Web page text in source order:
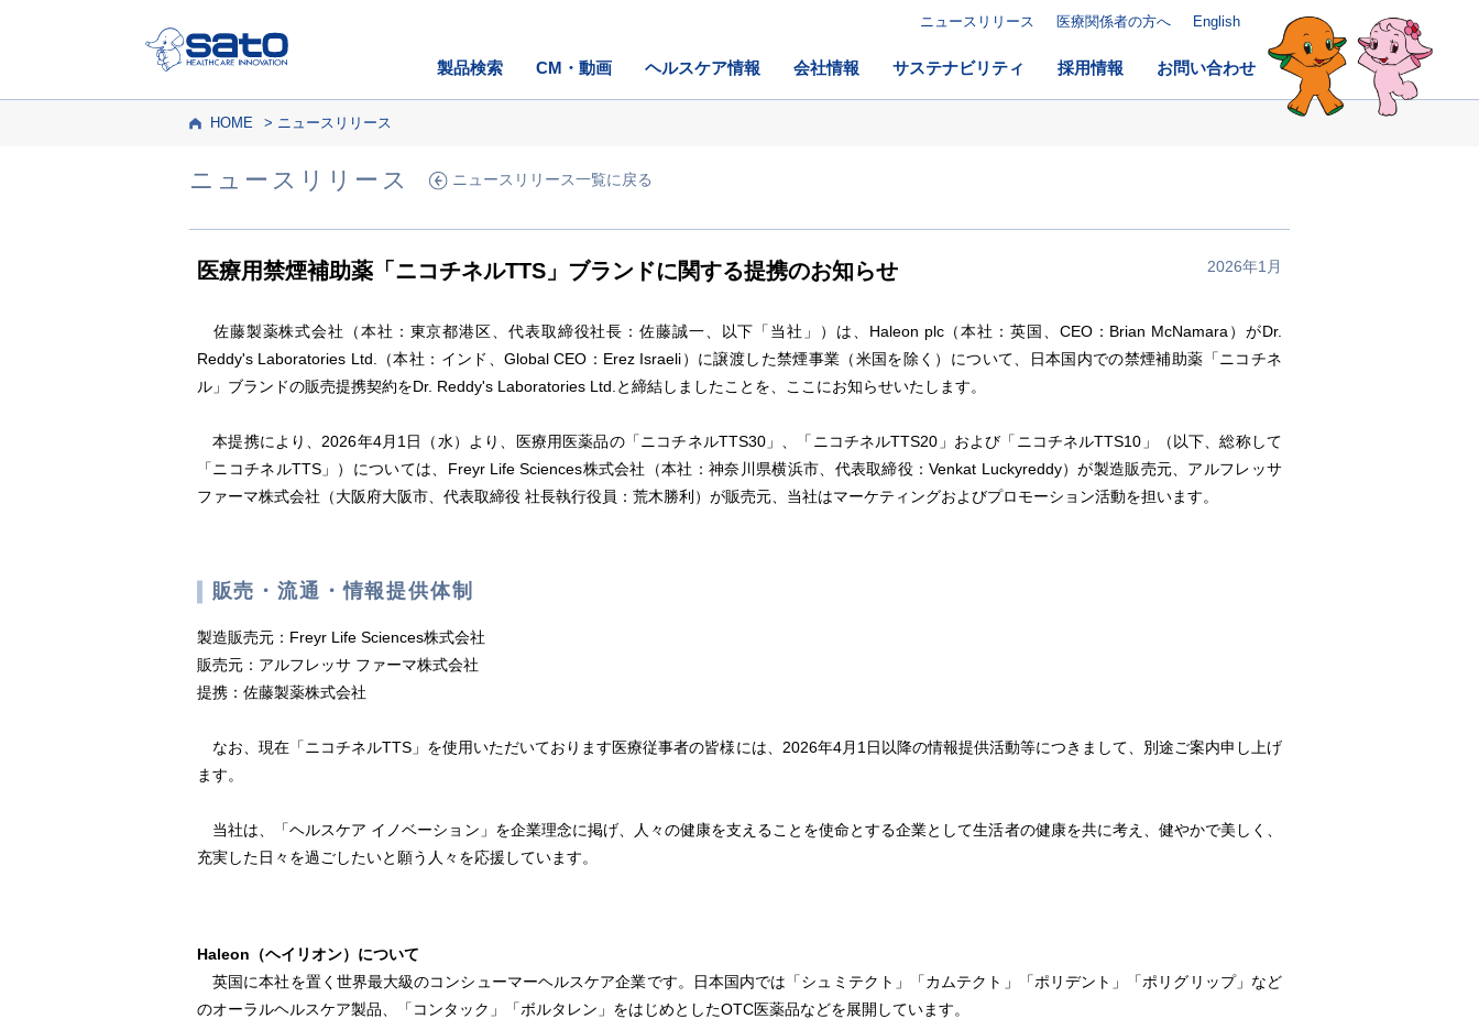
製品検索 CM・動画 ヘルスケア情報 会社情報 サステナビリティ 採用情報 お問い合わせ
ニュースリリース 医療関係者の方へ English
HOME ニュースリリース
ニュースリリース ニュースリリース一覧に戻る
2026年1月
医療用禁煙補助薬「ニコチネルTTS」ブランドに関する提携のお知らせ
佐藤製薬株式会社（本社：東京都港区、代表取締役社長：佐藤誠一、以下「当社」）は、Haleon plc（本社：英国、CEO：Brian McNamara）がDr.
Reddy's Laboratories Ltd.（本社：インド、Global CEO：Erez Israeli）に譲渡した禁煙事業（米国を除く）について、日本国内での禁煙補助薬「ニコチネ
ル」ブランドの販売提携契約をDr. Reddy's Laboratories Ltd.と締結しましたことを、ここにお知らせいたします。
本提携により、2026年4月1日（水）より、医療用医薬品の「ニコチネルTTS30」、「ニコチネルTTS20」および「ニコチネルTTS10」（以下、総称して
「ニコチネルTTS」）については、Freyr Life Sciences株式会社（本社：神奈川県横浜市、代表取締役：Venkat Luckyreddy）が製造販売元、アルフレッサ
ファーマ株式会社（大阪府大阪市、代表取締役 社長執行役員：荒木勝利）が販売元、当社はマーケティングおよびプロモーション活動を担います。
販売・流通・情報提供体制
製造販売元：Freyr Life Sciences株式会社
販売元：アルフレッサ ファーマ株式会社
提携：佐藤製薬株式会社
なお、現在「ニコチネルTTS」を使用いただいております医療従事者の皆様には、2026年4月1日以降の情報提供活動等につきまして、別途ご案内申し上げ
ます。
当社は、「ヘルスケア イノベーション」を企業理念に掲げ、人々の健康を支えることを使命とする企業として生活者の健康を共に考え、健やかで美しく、
充実した日々を過ごしたいと願う人々を応援しています。
Haleon（ヘイリオン）について
英国に本社を置く世界最大級のコンシューマーヘルスケア企業です。日本国内では「シュミテクト」「カムテクト」「ポリデント」「ポリグリップ」など
のオーラルヘルスケア製品、「コンタック」「ボルタレン」をはじめとしたOTC医薬品などを展開しています。